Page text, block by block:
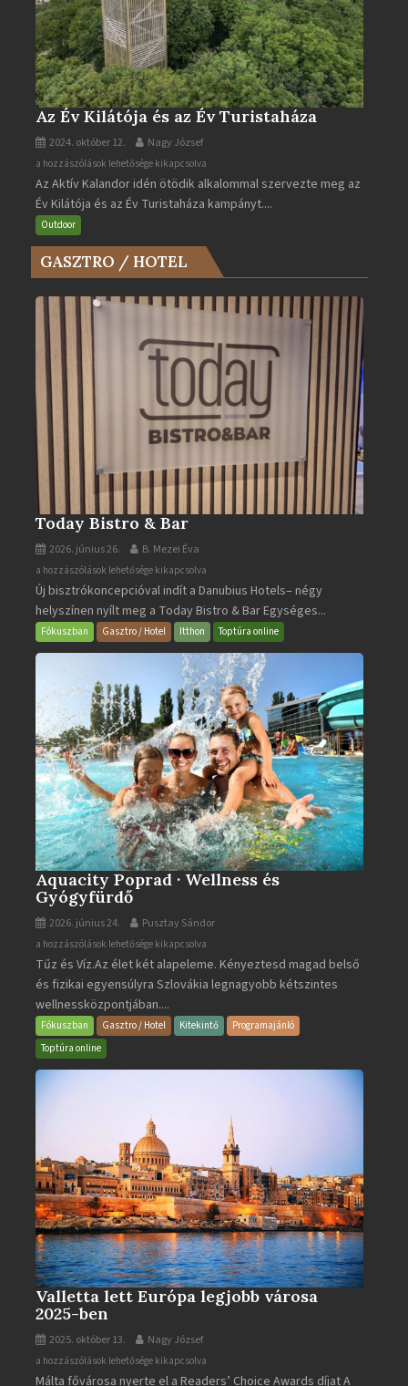
Az Év Kilátója és az Év Turistaháza
2024. október 12. Nagy József
Az
Év
Kilátója
és
Év
Turistaháza
bejegyzéshez
a hozzászólások lehetősége kikapcsolva
Az Aktív Kalandor idén ötödik alkalommal szervezte meg az
Év Kilátója és az Év Turistaháza kampányt....
Outdoor
GASZTRO / HOTEL
Today Bistro & Bar
2026. június 26. B. Mezei Éva
Today
Bistro
&
Bar
a hozzászólások lehetősége kikapcsolva
Új bisztrókoncepcióval indít a Danubius Hotels– négy
helyszínen nyílt meg a Today Bistro & Bar Egységes...
Fókuszban Gasztro / Hotel Itthon Toptúra online
Aquacity Poprad · Wellness és
Gyógyfürdő
2026. június 24. Pusztay Sándor
Aquacity
Poprad
·
Wellness
és
Gyógyfürdő
a hozzászólások lehetősége kikapcsolva
Tűz és Víz.Az élet két alapeleme. Kényeztesd magad belső
és fizikai egyensúlyra Szlovákia legnagyobb kétszintes
wellnessközpontjában....
Fókuszban Gasztro / Hotel Kitekintő
Programajánló
Toptúra online
Valletta lett Európa legjobb városa
2025-ben
2025. október 13. Nagy József
Valletta
lett
a hozzászólások lehetősége kikapcsolva
Málta fővárosa nyerte el a Readers’ Choice Awards díjat A